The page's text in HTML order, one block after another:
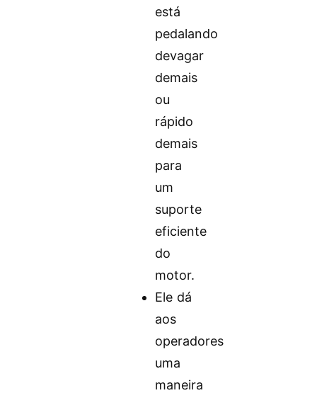
está
pedalando
devagar
demais
ou
rápido
demais
para
um
suporte
eficiente
do
motor.
Ele dá
aos
operadores
uma
maneira